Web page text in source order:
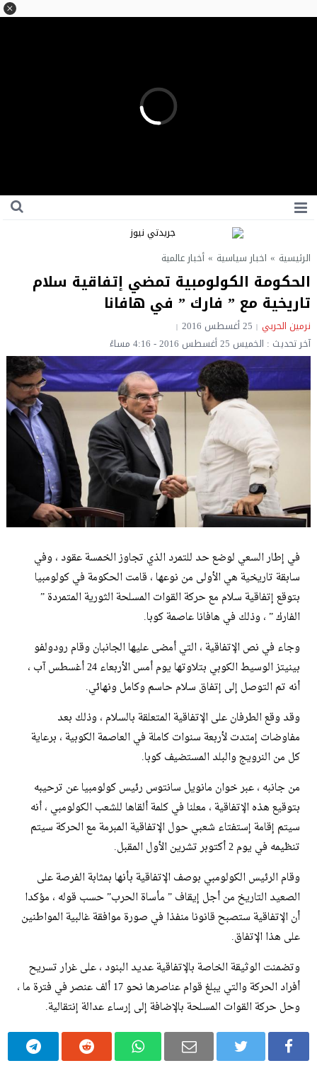
الرئيسية » اخبار سياسية » أخبار عالمية
الحكومة الكولومبية تمضي إتفاقية سلام
تاريخية مع ” فارك ” في هافانا
نرمين الحربي 25 أغسطس 2016
آخر تحديث : الخميس 25 أغسطس 2016 - 4:16 مساءً
في إطار السعي لوضع حد للتمرد الذي تجاوز الخمسة عقود ، وفي
سابقة تاريخية هي الأولى من نوعها ، قامت الحكومة في كولومبيا
بتوقع إتفاقية سلام مع حركة القوات المسلحة الثورية المتمردة ”
الفارك ” ، وذلك في هافانا عاصمة كوبا.
وجاء في نص الإتفاقية ، التي أمضى عليها الجانبان وقام رودولفو
بينيتز الوسيط الكوبي بتلاوتها يوم أمس الأربعاء 24 أغسطس آب ،
أنه تم التوصل إلى إتفاق سلام حاسم وكامل ونهائي.
وقد وقع الطرفان على الإتفاقية المتعلقة بالسلام ، وذلك بعد
مفاوضات إمتدت لأربعة سنوات كاملة في العاصمة الكوبية ، برعاية
كل من النرويج والبلد المستضيف كوبا.
من جانبه ، عبر خوان مانويل سانتوس رئيس كولومبيا عن ترحيبه
بتوقيع هذه الإتفاقية ، معلنا في كلمة ألقاها للشعب الكولومبي ، أنه
سيتم إقامة إستفتاء شعبي حول الإتفاقية المبرمة مع الحركة سيتم
تنظيمه في يوم 2 أكتوبر تشرين الأول المقبل.
وقام الرئيس الكولومبي بوصف الإتفاقية بأنها بمثابة الفرصة على
الصعيد التاريخ من أجل إيقاف ” مأساة الحرب” حسب قوله ، مؤكدا
أن الإتفاقية ستصبح قانونا منفذا في صورة موافقة غالبية المواطنين
على هذا الإتفاق.
وتضمنت الوثيقة الخاصة بالإتفاقية عديد البنود ، على غرار تسريح
أفراد الحركة والتي يبلغ قوام عناصرها نحو 17 ألف عنصر في فترة ما ،
وحل حركة القوات المسلحة بالإضافة إلى إرساء عدالة إنتقالية.